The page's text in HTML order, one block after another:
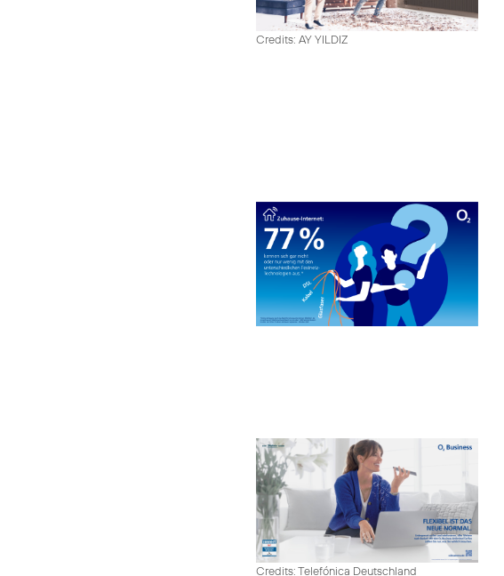
Credits: AY YILDIZ
Credits: Telefónica Deutschland